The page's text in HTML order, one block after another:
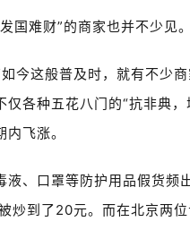
国难财”的商家也并不少见。
今这般普及时，就有不少
各种五花八门的“抗非典
飞涨。
液、口罩等防护用品假货
炒到了20元。 而在北京两